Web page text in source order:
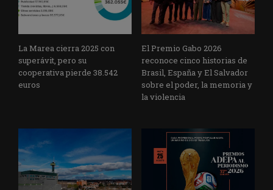
La Marea cierra 2025 con
superávit, pero su
cooperativa pierde 38.542
euros
El Premio Gabo 2026
reconoce cinco historias de
Brasil, España y El Salvador
sobre el poder, la memoria y
la violencia